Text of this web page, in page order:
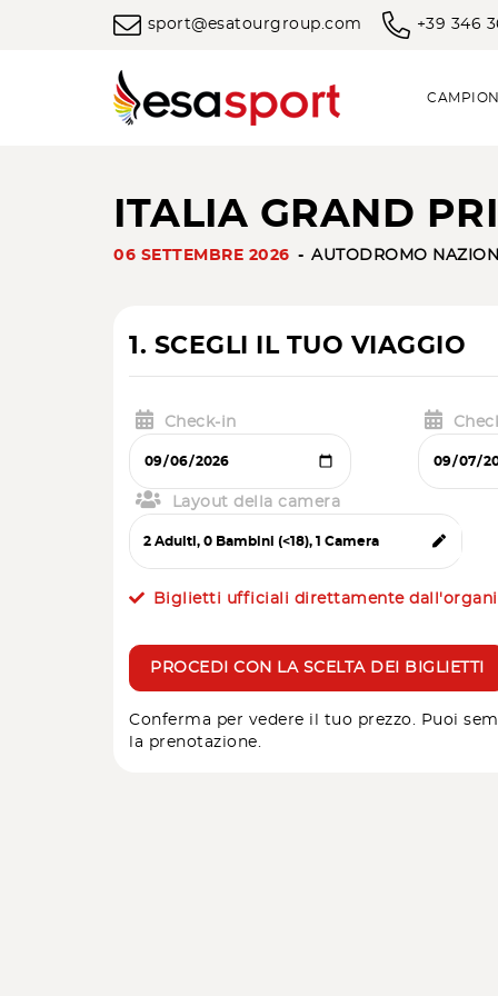
sport@esatourgroup.com +39 346
ITALIA GRAND
06 SETTEMBRE 2026 AUTODROMO
1. SCEGLI IL TUO VIAGGIO
Check-in
Layout della camera
Biglietti ufficiali direttamente
PROCEDI CON LA SCELTA DEI BIGLIETTI
Conferma per vedere il tuo prezzo. Puoi
la prenotazione.